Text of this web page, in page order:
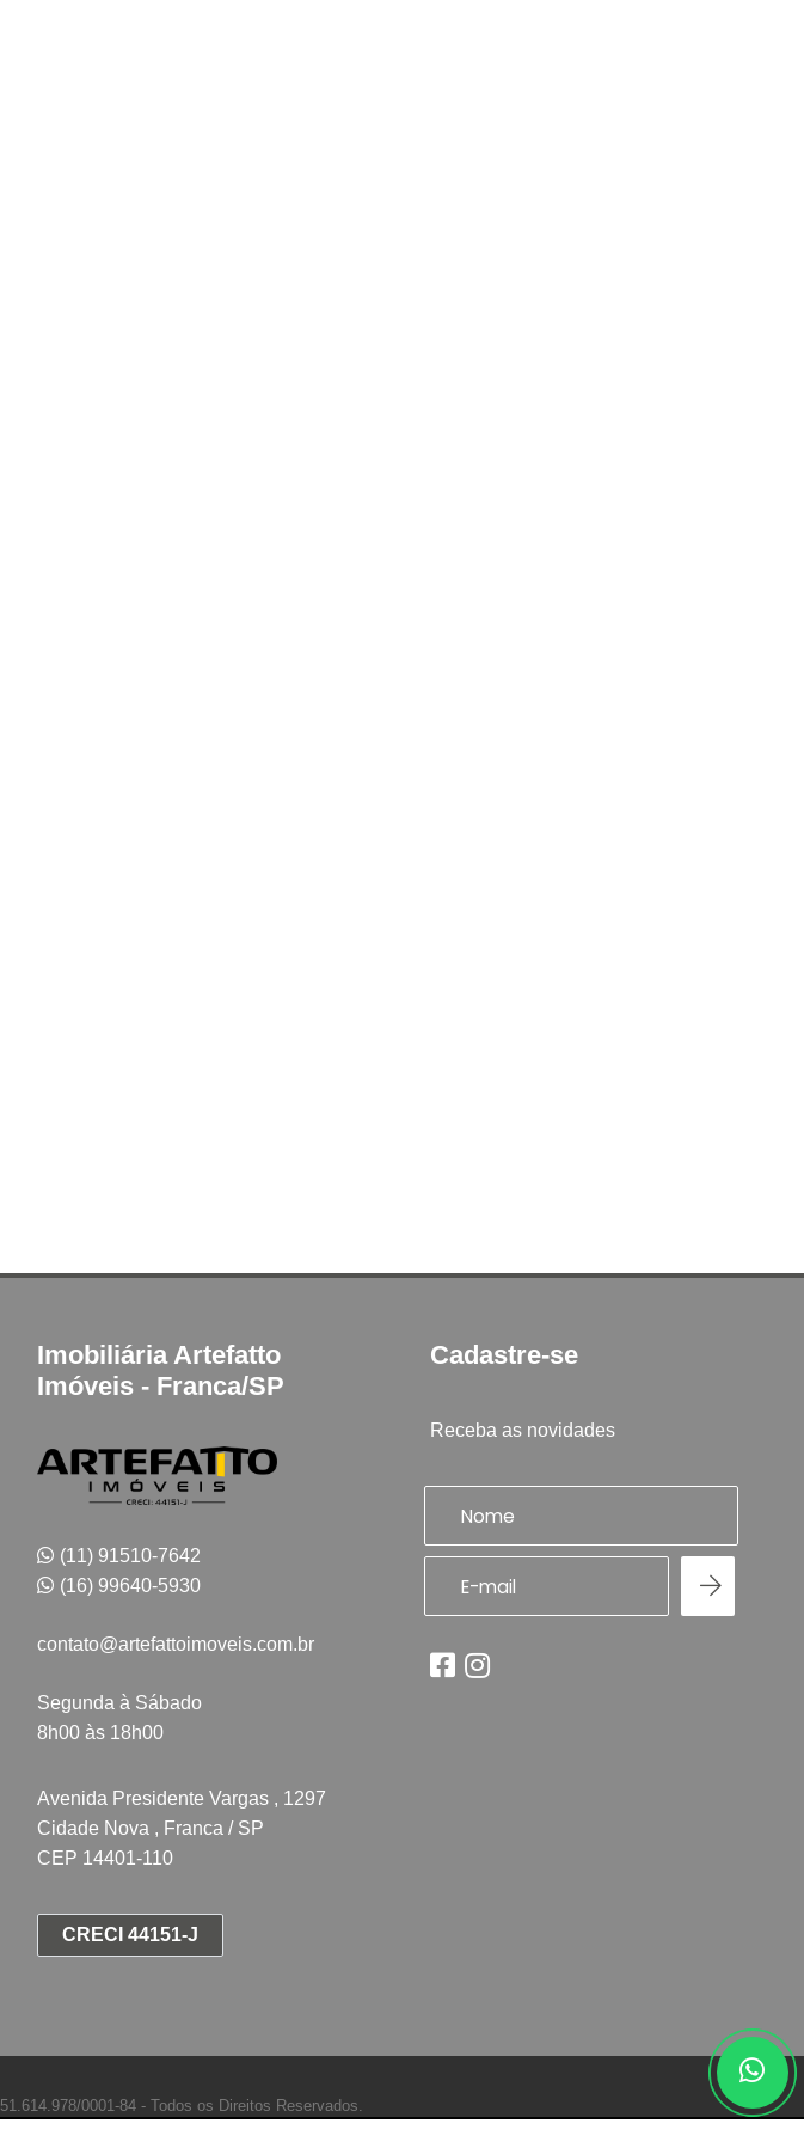
Imobiliária Artefatto
Imóveis - Franca/SP
(11) 91510-7642
(16) 99640-5930
contato@artefattoimoveis.com.br
Segunda à Sábado
8h00 às 18h00
Avenida Presidente Vargas , 1297
Cidade Nova , Franca / SP
CEP 14401-110
CRECI 44151-J
Cadastre-se
Receba as novidades
51.614.978/0001-84 - Todos os Direitos Reservados.